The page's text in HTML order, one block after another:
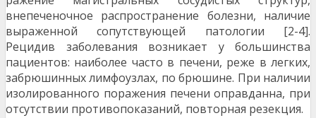
внепеченочное распространение болезни, нали­чие
выраженной сопутствующей патологии [2-4].
Рецидив заболевания возникает у большинства
пациентов: наиболее часто в печени, реже в легких,
забрюшинных лимфоузлах, по брюшине. При наличии
изолированного поражения печени оправданна, при
отсутствии противопоказаний, повторная резекция.